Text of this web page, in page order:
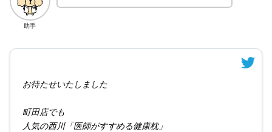
助手
お待たせいたしました
町田店でも
人気の西川「医師がすすめる健康枕」